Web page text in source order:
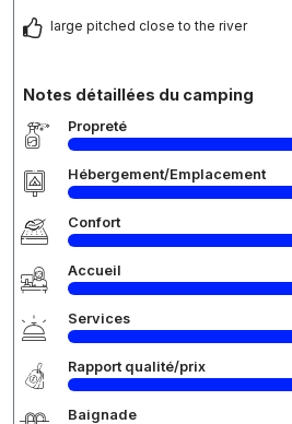
large pitched close to the river
Notes détaillées du camping
Propreté
Hébergement/Emplacement
Confort
Accueil
Services
Rapport qualité/prix
Baignade